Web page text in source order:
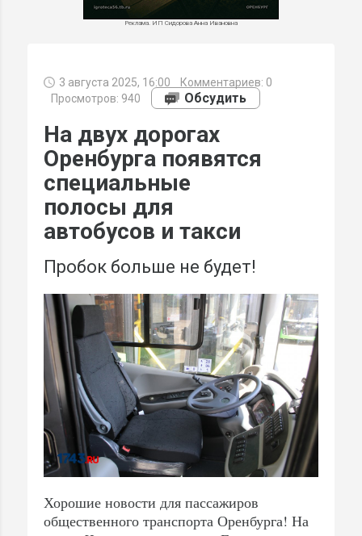
Реклама. ИП Сидорова Анна Ивановна
3 августа 2025, 16:00 Комментариев: 0
Просмотров: 940
Обсудить
На двух дорогах
Оренбурга появятся
специальные
полосы для
автобусов и такси
Пробок больше не будет!
Хорошие новости для пассажиров
общественного транспорта Оренбурга! На